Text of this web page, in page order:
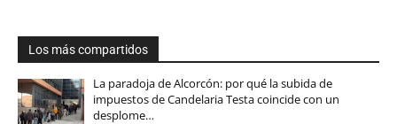
Los más compartidos
La paradoja de Alcorcón: por qué la subida de
impuestos de Candelaria Testa coincide con un
desplome…